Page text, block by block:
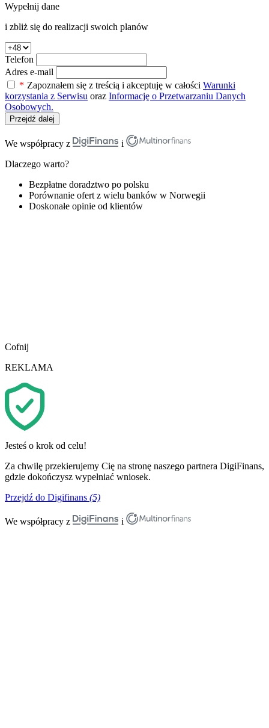
Wypełnij dane
i zbliż się do realizacji swoich planów
Telefon
Adres e-mail
* Zapoznałem się z treścią i akceptuję w całości Warunki
korzystania z Serwisu oraz Informację o Przetwarzaniu Danych
Osobowych.
Przejdź dalej
We współpracy z
i
Dlaczego warto?
Bezpłatne doradztwo po polsku
Porównanie ofert z wielu banków w Norwegii
Doskonałe opinie od klientów
Cofnij
REKLAMA
Jesteś o krok od celu!
Za chwilę przekierujemy Cię na stronę naszego partnera DigiFinans,
gdzie dokończysz wypełniać wniosek.
Przejdź do Digifinans (5)
We współpracy z i